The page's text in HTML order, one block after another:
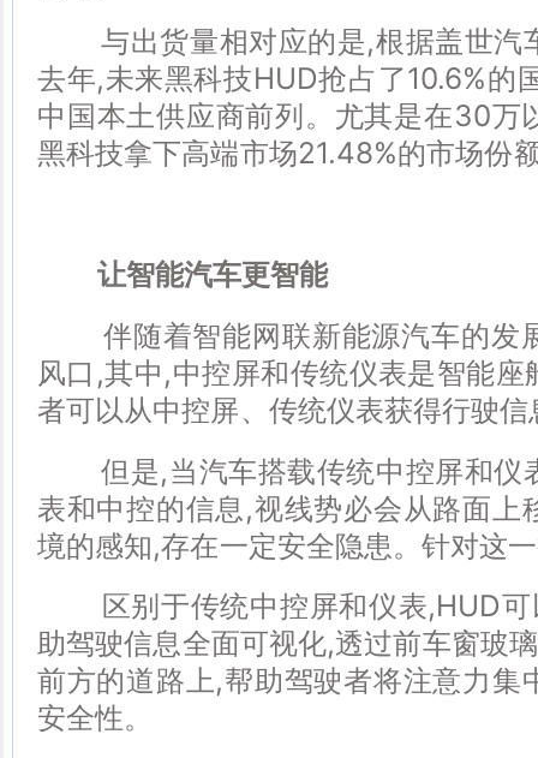
与出货量相对应的是,根据盖世汽
去年,未来黑科技HUD抢占了10.6%的
中国本土供应商前列。尤其是在30万
黑科技拿下高端市场21.48%的市场份
让智能汽车更智能
伴随着智能网联新能源汽车的发
风口,其中,中控屏和传统仪表是智能
者可以从中控屏、传统仪表获得行驶
但是,当汽车搭载传统中控屏和仪
表和中控的信息,视线势必会从路面上
境的感知,存在一定安全隐患。针对这
区别于传统中控屏和仪表,HUD可
助驾驶信息全面可视化,透过前车窗玻
前方的道路上,帮助驾驶者将注意力集
安全性。